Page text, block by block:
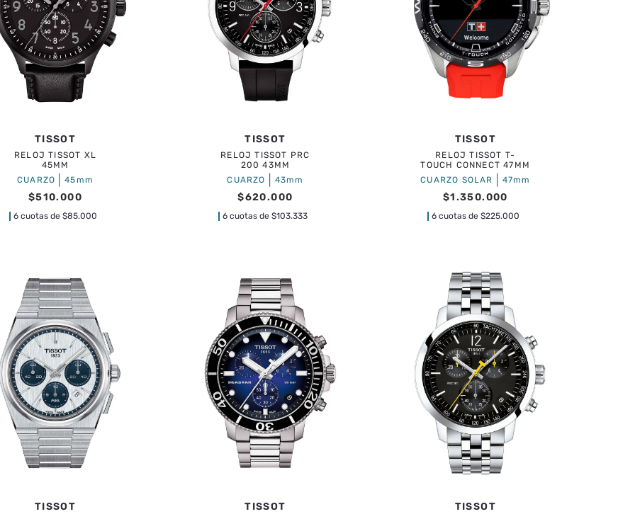
TISSOT
RELOJ TISSOT XL
45MM
CUARZO
45mm
$510.000
6 cuotas de $85.000
TISSOT
RELOJ TISSOT PRC
200 43MM
CUARZO
43mm
$620.000
6 cuotas de$103.333
TISSOT
RELOJ TISSOT T-
TOUCH CONNECT 47MM
CUARZO SOLAR
47mm
$1.350.000
6 cuotas de $225.000
TISSOT TISSOT TISSOT